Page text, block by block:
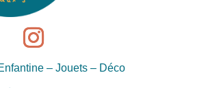
– Jouets – Déco